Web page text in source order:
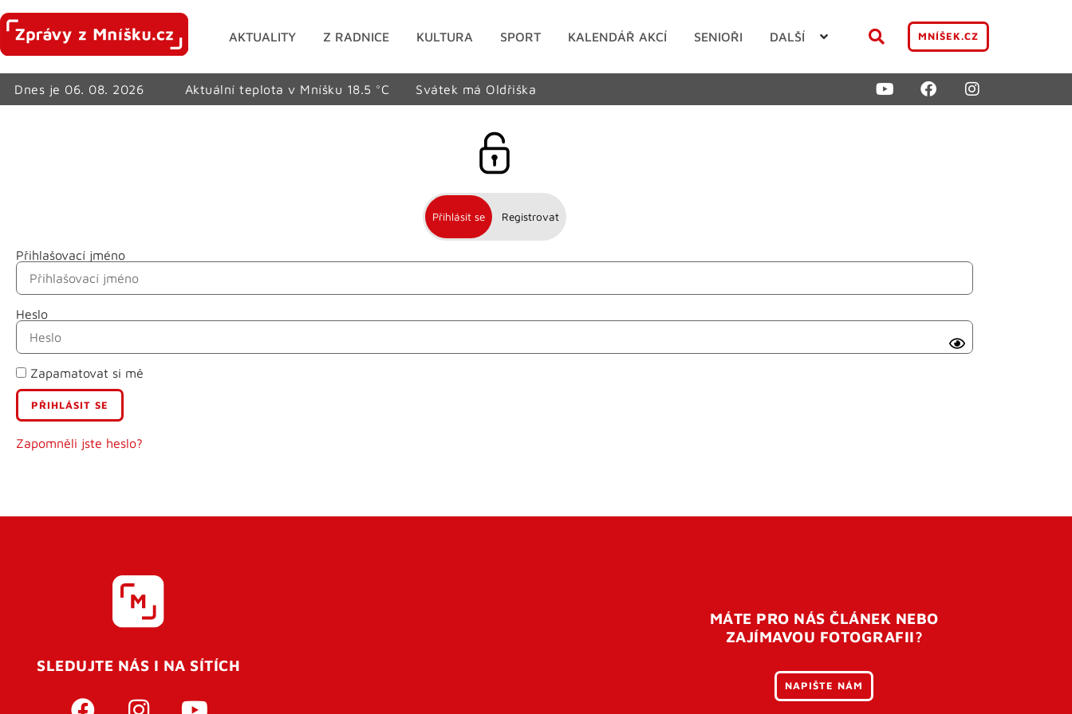
AKTUALITY Z RADNICE KULTURA SPORT KALENDÁŘ AKCÍ SENIOŘI DALŠÍ MNÍŠEK.CZ
Dnes je 06. 08. 2026 Aktuální teplota v Mníšku 18.5 °C Svátek má Oldřiška
Přihlásit se Registrovat
Přihlašovací jméno
Heslo
Zapamatovat si mě
Zapomněli jste heslo?
Jméno
Příjmení
E-mail
Uživatelské jméno
SLEDUJTE NÁS I NA SÍTÍCH
MÁTE PRO NÁS ČLÁNEK NEBO
ZAJÍMAVOU FOTOGRAFII?
NAPIŠTE NÁM